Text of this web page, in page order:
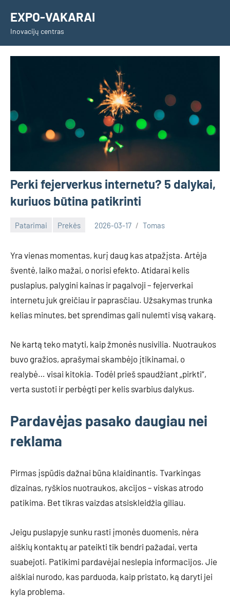
content
EXPO-VAKARAI
Inovacijų centras
Perki fejerverkus internetu? 5 dalykai,
kuriuos būtina patikrinti
Patarimai Prekės 2026-03-17 Tomas
Yra vienas momentas, kurį daug kas atpažįsta. Artėja
šventė, laiko mažai, o norisi efekto. Atidarai kelis
puslapius, palygini kainas ir pagalvoji – fejerverkai
internetu juk greičiau ir paprasčiau. Užsakymas trunka
kelias minutes, bet sprendimas gali nulemti visą vakarą.
Ne kartą teko matyti, kaip žmonės nusivilia. Nuotraukos
buvo gražios, aprašymai skambėjo įtikinamai, o
realybė… visai kitokia. Todėl prieš spaudžiant „pirkti“,
verta sustoti ir perbėgti per kelis svarbius dalykus.
Pardavėjas pasako daugiau nei
reklama
Pirmas įspūdis dažnai būna klaidinantis. Tvarkingas
dizainas, ryškios nuotraukos, akcijos – viskas atrodo
patikima. Bet tikras vaizdas atsiskleidžia giliau.
Jeigu puslapyje sunku rasti įmonės duomenis, nėra
aiškių kontaktų ar pateikti tik bendri pažadai, verta
suabejoti. Patikimi pardavėjai neslepia informacijos. Jie
aiškiai nurodo, kas parduoda, kaip pristato, ką daryti jei
kyla problema.